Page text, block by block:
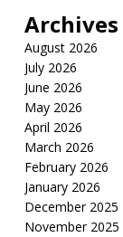
Archives
August 2026
July 2026
June 2026
May 2026
April 2026
March 2026
February 2026
January 2026
December 2025
November 2025